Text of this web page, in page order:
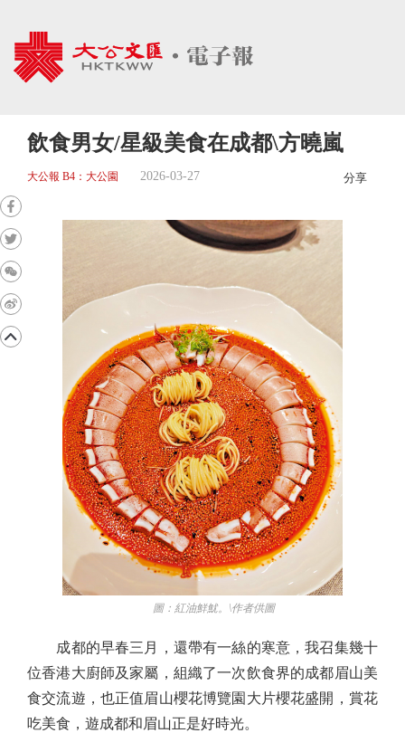
飲食男女/星級美食在成都\方曉嵐
大公報 B4：大公園 2026-03-27 分享
圖：紅油鮮魷。\作者供圖
成都的早春三月，還帶有一絲的寒意，我召集幾十
位香港大廚師及家屬，組織了一次飲食界的成都眉山美
食交流遊，也正值眉山櫻花博覽園大片櫻花盛開，賞花
吃美食，遊成都和眉山正是好時光。